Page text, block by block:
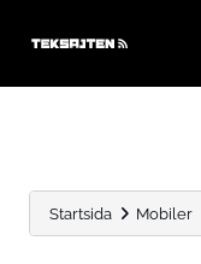
Startsida Mobiler